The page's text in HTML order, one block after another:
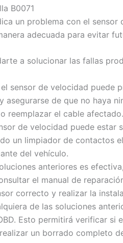
B0071
un problema con el
adecuada para evitar
a solucionar las fallas
sensor de velocidad
de que no haya
reemplazar el cable afectado.
de velocidad puede
un limpiador de contactos
del vehículo.
anteriores es
el manual de
correcto y realizar la
de las soluciones
Esto permitirá verificar si
un borrado completo